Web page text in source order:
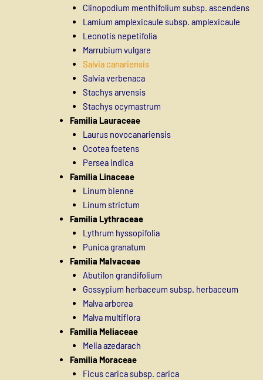
Clinopodium menthifolium subsp. ascendens
Lamium amplexicaule subsp. amplexicaule
Leonotis nepetifolia
Marrubium vulgare
Salvia canariensis
Salvia verbenaca
Stachys arvensis
Stachys ocymastrum
Familia Lauraceae
Laurus novocanariensis
Ocotea foetens
Persea indica
Familia Linaceae
Linum bienne
Linum strictum
Familia Lythraceae
Lythrum hyssopifolia
Punica granatum
Familia Malvaceae
Abutilon grandifolium
Gossypium herbaceum subsp. herbaceum
Malva arborea
Malva multiflora
Familia Meliaceae
Melia azedarach
Familia Moraceae
Ficus carica subsp. carica